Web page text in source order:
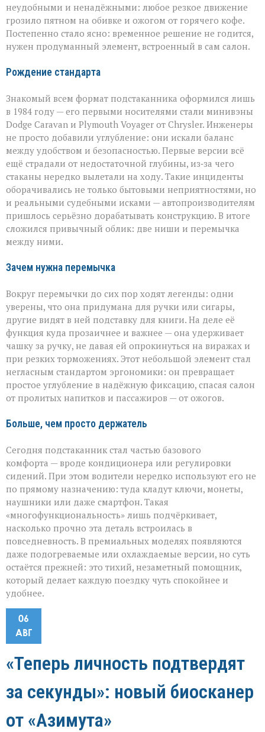
неудобными и ненадёжными: любое резкое движение
грозило пятном на обивке и ожогом от горячего кофе.
Постепенно стало ясно: временное решение не годится,
нужен продуманный элемент, встроенный в сам салон.
Рождение стандарта
Знакомый всем формат подстаканника оформился лишь
в 1984 году — его первыми носителями стали минивэны
Dodge Caravan и Plymouth Voyager от Chrysler. Инженеры
не просто добавили углубление: они искали баланс
между удобством и безопасностью. Первые версии всё
ещё страдали от недостаточной глубины, из‑за чего
стаканы нередко вылетали на ходу. Такие инциденты
оборачивались не только бытовыми неприятностями, но
и реальными судебными исками — автопроизводителям
пришлось серьёзно дорабатывать конструкцию. В итоге
сложился привычный облик: две ниши и перемычка
между ними.
Зачем нужна перемычка
Вокруг перемычки до сих пор ходят легенды: одни
уверены, что она придумана для ручки или сигары,
другие видят в ней подставку для книги. На деле её
функция куда прозаичнее и важнее — она удерживает
чашку за ручку, не давая ей опрокинуться на виражах и
при резких торможениях. Этот небольшой элемент стал
негласным стандартом эргономики: он превращает
простое углубление в надёжную фиксацию, спасая салон
от пролитых напитков и пассажиров — от ожогов.
Больше, чем просто держатель
Сегодня подстаканник стал частью базового
комфорта — вроде кондиционера или регулировки
сидений. При этом водители нередко используют его не
по прямому назначению: туда кладут ключи, монеты,
наушники или даже смартфон. Такая
«многофункциональность» лишь подчёркивает,
насколько прочно эта деталь встроилась в
повседневность. В премиальных моделях появляются
даже подогреваемые или охлаждаемые версии, но суть
остаётся прежней: это тихий, незаметный помощник,
который делает каждую поездку чуть спокойнее и
удобнее.
06
АВГ
«Теперь личность подтвердят
за секунды»: новый биосканер
от «Азимута»